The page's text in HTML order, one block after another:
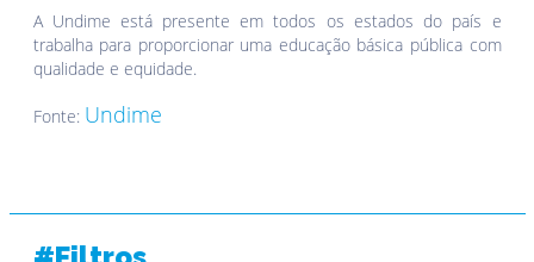
A Undime está presente em todos os estados do país e
trabalha para proporcionar uma educação básica pública com
qualidade e equidade.
Fonte: Undime